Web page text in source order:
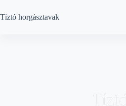
Tíztó horgásztavak